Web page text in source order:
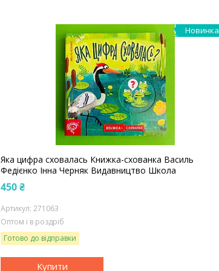
Новинка
Яка цифра сховалась Книжка-схованка Василь
Федієнко Інна Черняк Видавництво Школа
450 ₴
271063
Оптом і в роздріб
Готово до відправки
Купити